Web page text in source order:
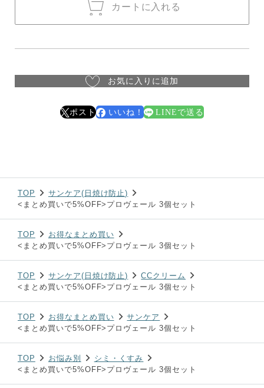
カートに入れる
お気に入りに追加
ポスト いいね！ LINEで送る
TOP
サンケア(日焼け防止)
<まとめ買いで5%OFF>プロヴェール 3個セット
TOP
お得なまとめ買い
<まとめ買いで5%OFF>プロヴェール 3個セット
TOP サンケア(日焼け防止)
CCクリーム
<まとめ買いで5%OFF>プロヴェール 3個セット
TOP お得なまとめ買い
サンケア
<まとめ買いで5%OFF>プロヴェール 3個セット
TOP お悩み別
シミ・くすみ
<まとめ買いで5%OFF>プロヴェール 3個セット